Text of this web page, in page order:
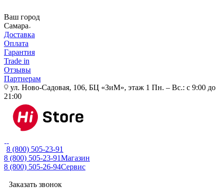
Ваш город
Самара
Доставка
Оплата
Гарантия
Trade in
Отзывы
Партнерам
ул. Ново-Садовая, 106, БЦ «ЗиМ», этаж 1 Пн. – Вс.: с 9:00 до
21:00
8 (800) 505-23-91
8 (800) 505-23-91Магазин
8 (800) 505-26-94Сервис
Заказать звонок